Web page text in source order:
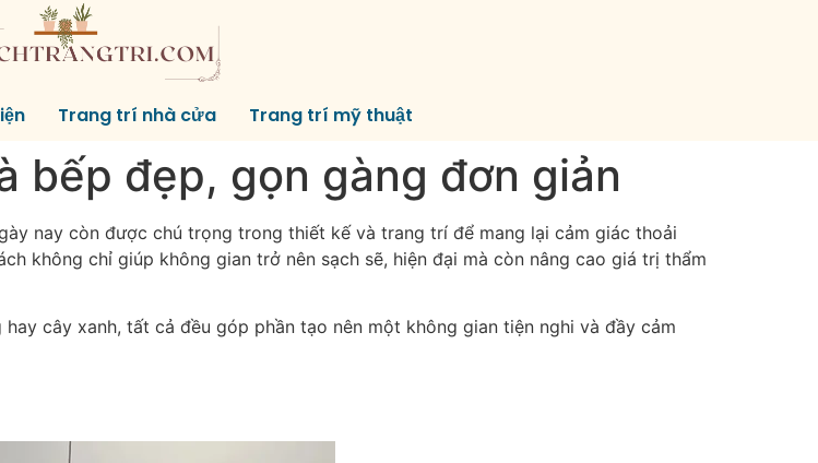
Trang trí nhà cửa Trang trí mỹ thuật
bếp đẹp, gọn gàng đơn giản
nay còn được chú trọng trong thiết kế và trang trí để mang lại cảm giác thoải
không chỉ giúp không gian trở nên sạch sẽ, hiện đại mà còn nâng cao giá trị thẩm
cây xanh, tất cả đều góp phần tạo nên một không gian tiện nghi và đầy cảm